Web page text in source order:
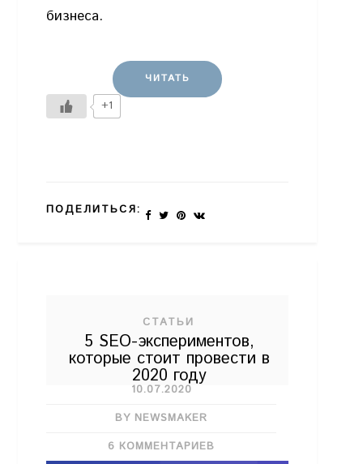
бизнеса.
ЧИТАТЬ
+1
ПОДЕЛИТЬСЯ:
СТАТЬИ
5 SEO-экспериментов,
которые стоит провести в
2020 году
10.07.2020
BY NEWSMAKER
6 КОММЕНТАРИЕВ